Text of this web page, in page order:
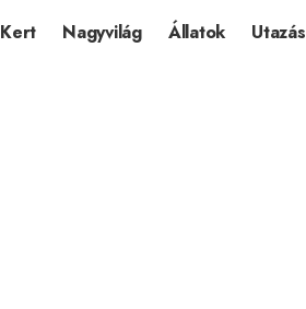
Kert Nagyvilág Állatok Utazás